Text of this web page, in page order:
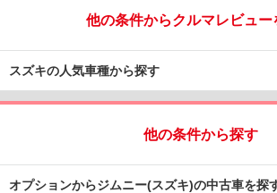
他の条件からクルマレビュー
スズキの人気車種から探す
他の条件から探す
オプションからジムニー(スズキ)の中古車を探